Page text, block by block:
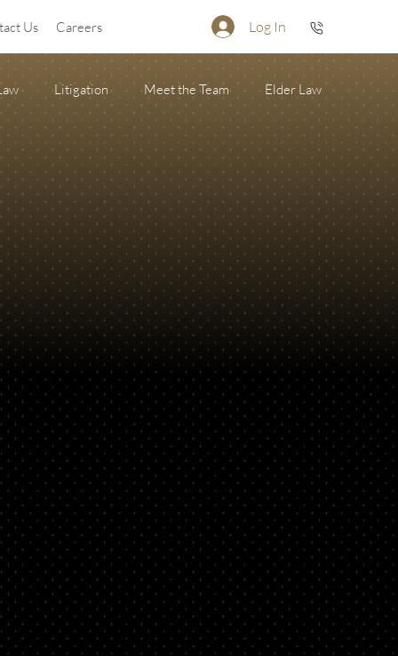
Log In
Us Careers
Litigation Meet the Team Elder Law
Firearm Succession/Gun Trust State of the Firm